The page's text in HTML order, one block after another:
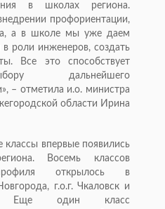
в школах региона.
профориентации,
а в школе мы уже даем
роли инженеров, создать
Все это способствует
дальнейшего
– отметила и.о. министра
области Ирина
впервые появились
Восемь классов
профиля открылось в
г.о.г. Чкаловск и
Еще один класс